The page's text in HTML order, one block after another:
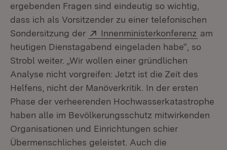
ergebenden Fragen sind eindeutig so wichtig,
dass ich als Vorsitzender zu einer telefonischen
Sondersitzung der
Extern:
Innenministerkonferenz am
heutigen Dienstagabend eingeladen habe“, so
Strobl weiter. „Wir wollen einer gründlichen
Analyse nicht vorgreifen: Jetzt ist die Zeit des
Helfens, nicht der Manöverkritik. In der ersten
Phase der verheerenden Hochwasserkatastrophe
haben alle im Bevölkerungsschutz mitwirkenden
Organisationen und Einrichtungen schier
Übermenschliches geleistet. Auch die